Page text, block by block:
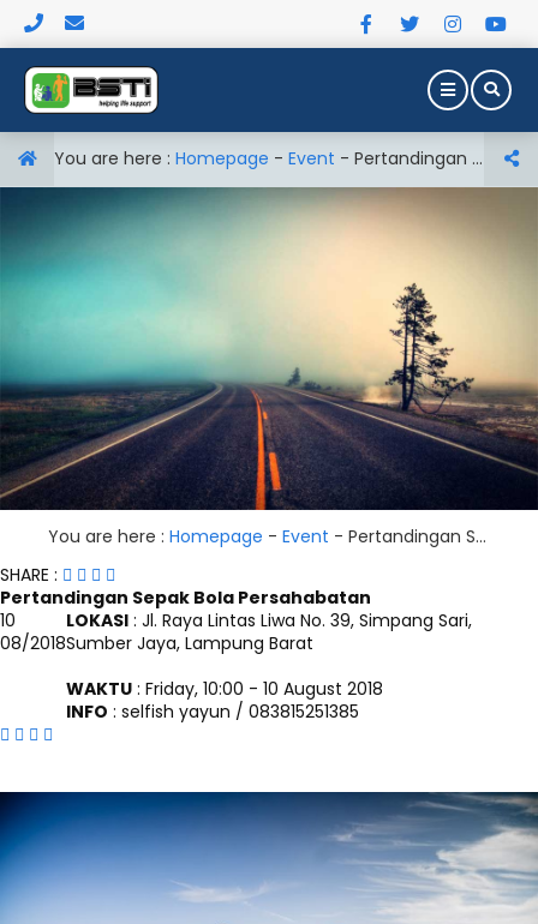
You are here : Homepage - Event - Pertandingan Sepak Bola Persahabatan
You are here : Homepage - Event - Pertandingan Sepak Bola Persahabatan
SHARE :
Pertandingan Sepak Bola Persahabatan
10
08/2018
LOKASI : Jl. Raya Lintas Liwa No. 39, Simpang Sari,
Sumber Jaya, Lampung Barat
WAKTU : Friday, 10:00 - 10 August 2018
INFO : selfish yayun / 083815251385